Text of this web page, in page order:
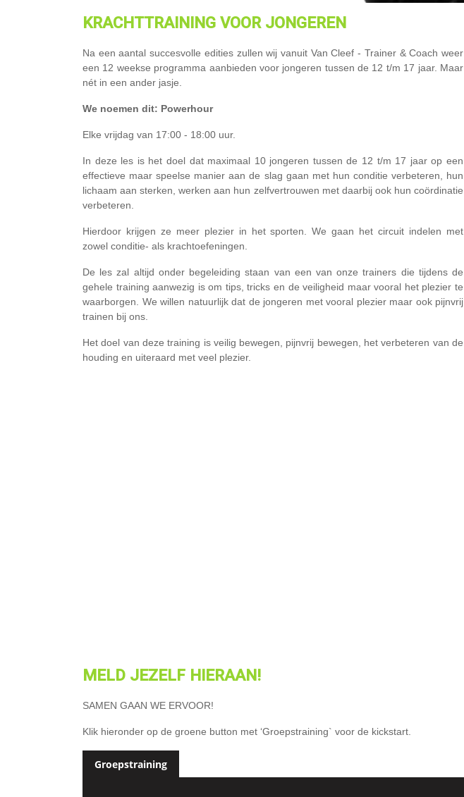
KRACHTTRAINING VOOR JONGEREN
Na een aantal succesvolle edities zullen wij vanuit Van Cleef - Trainer & Coach weer
een 12 weekse programma aanbieden voor jongeren tussen de 12 t/m 17 jaar. Maar
nét in een ander jasje.
We noemen dit: Powerhour
Elke vrijdag van 17:00 - 18:00 uur.
In deze les is het doel dat maximaal 10 jongeren tussen de 12 t/m 17 jaar op een
effectieve maar speelse manier aan de slag gaan met hun conditie verbeteren, hun
lichaam aan sterken, werken aan hun zelfvertrouwen met daarbij ook hun coördinatie
verbeteren.
Hierdoor krijgen ze meer plezier in het sporten. We gaan het circuit indelen met
zowel conditie- als krachtoefeningen.
De les zal altijd onder begeleiding staan van een van onze trainers die tijdens de
gehele training aanwezig is om tips, tricks en de veiligheid maar vooral het plezier te
waarborgen. We willen natuurlijk dat de jongeren met vooral plezier maar ook pijnvrij
trainen bij ons.
Het doel van deze training is veilig bewegen, pijnvrij bewegen, het verbeteren van de
houding en uiteraard met veel plezier.
MELD JEZELF HIERAAN!
SAMEN GAAN WE ERVOOR!
Klik hieronder op de groene button met ‘Groepstraining` voor de kickstart.
Groepstraining